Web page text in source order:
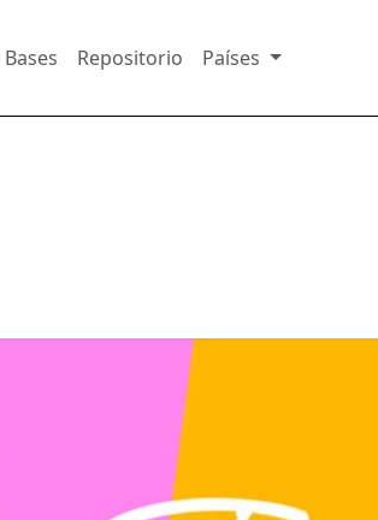
Bases Repositorio Países